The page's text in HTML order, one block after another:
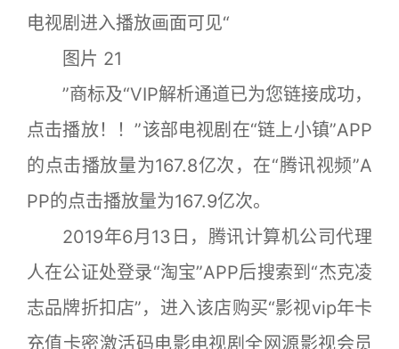
电视剧进入播放画面可见“
图片 21
”商标及“VIP解析通道已为您链接成功，
点击播放！！”该部电视剧在“链上小镇”APP
的点击播放量为167.8亿次，在“腾讯视频”A
PP的点击播放量为167.9亿次。
2019年6月13日，腾讯计算机公司代理
人在公证处登录“淘宝”APP后搜索到“杰克凌
志品牌折扣店”，进入该店购买“影视vip年卡
充值卡密激活码电影电视剧全网源影视会员